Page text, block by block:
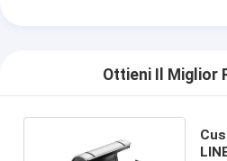
Ottieni Il Miglior